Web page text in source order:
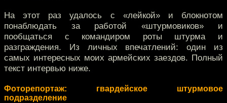
На этот раз удалось с «лейкой» и блокнотом
понаблюдать за работой «штурмовиков» и
пообщаться с командиром роты штурма и
разграждения. Из личных впечатлений: один из
самых интересных моих армейских заездов. Полный
текст интервью ниже.
Фоторепортаж: гвардейское штурмовое
подразделение